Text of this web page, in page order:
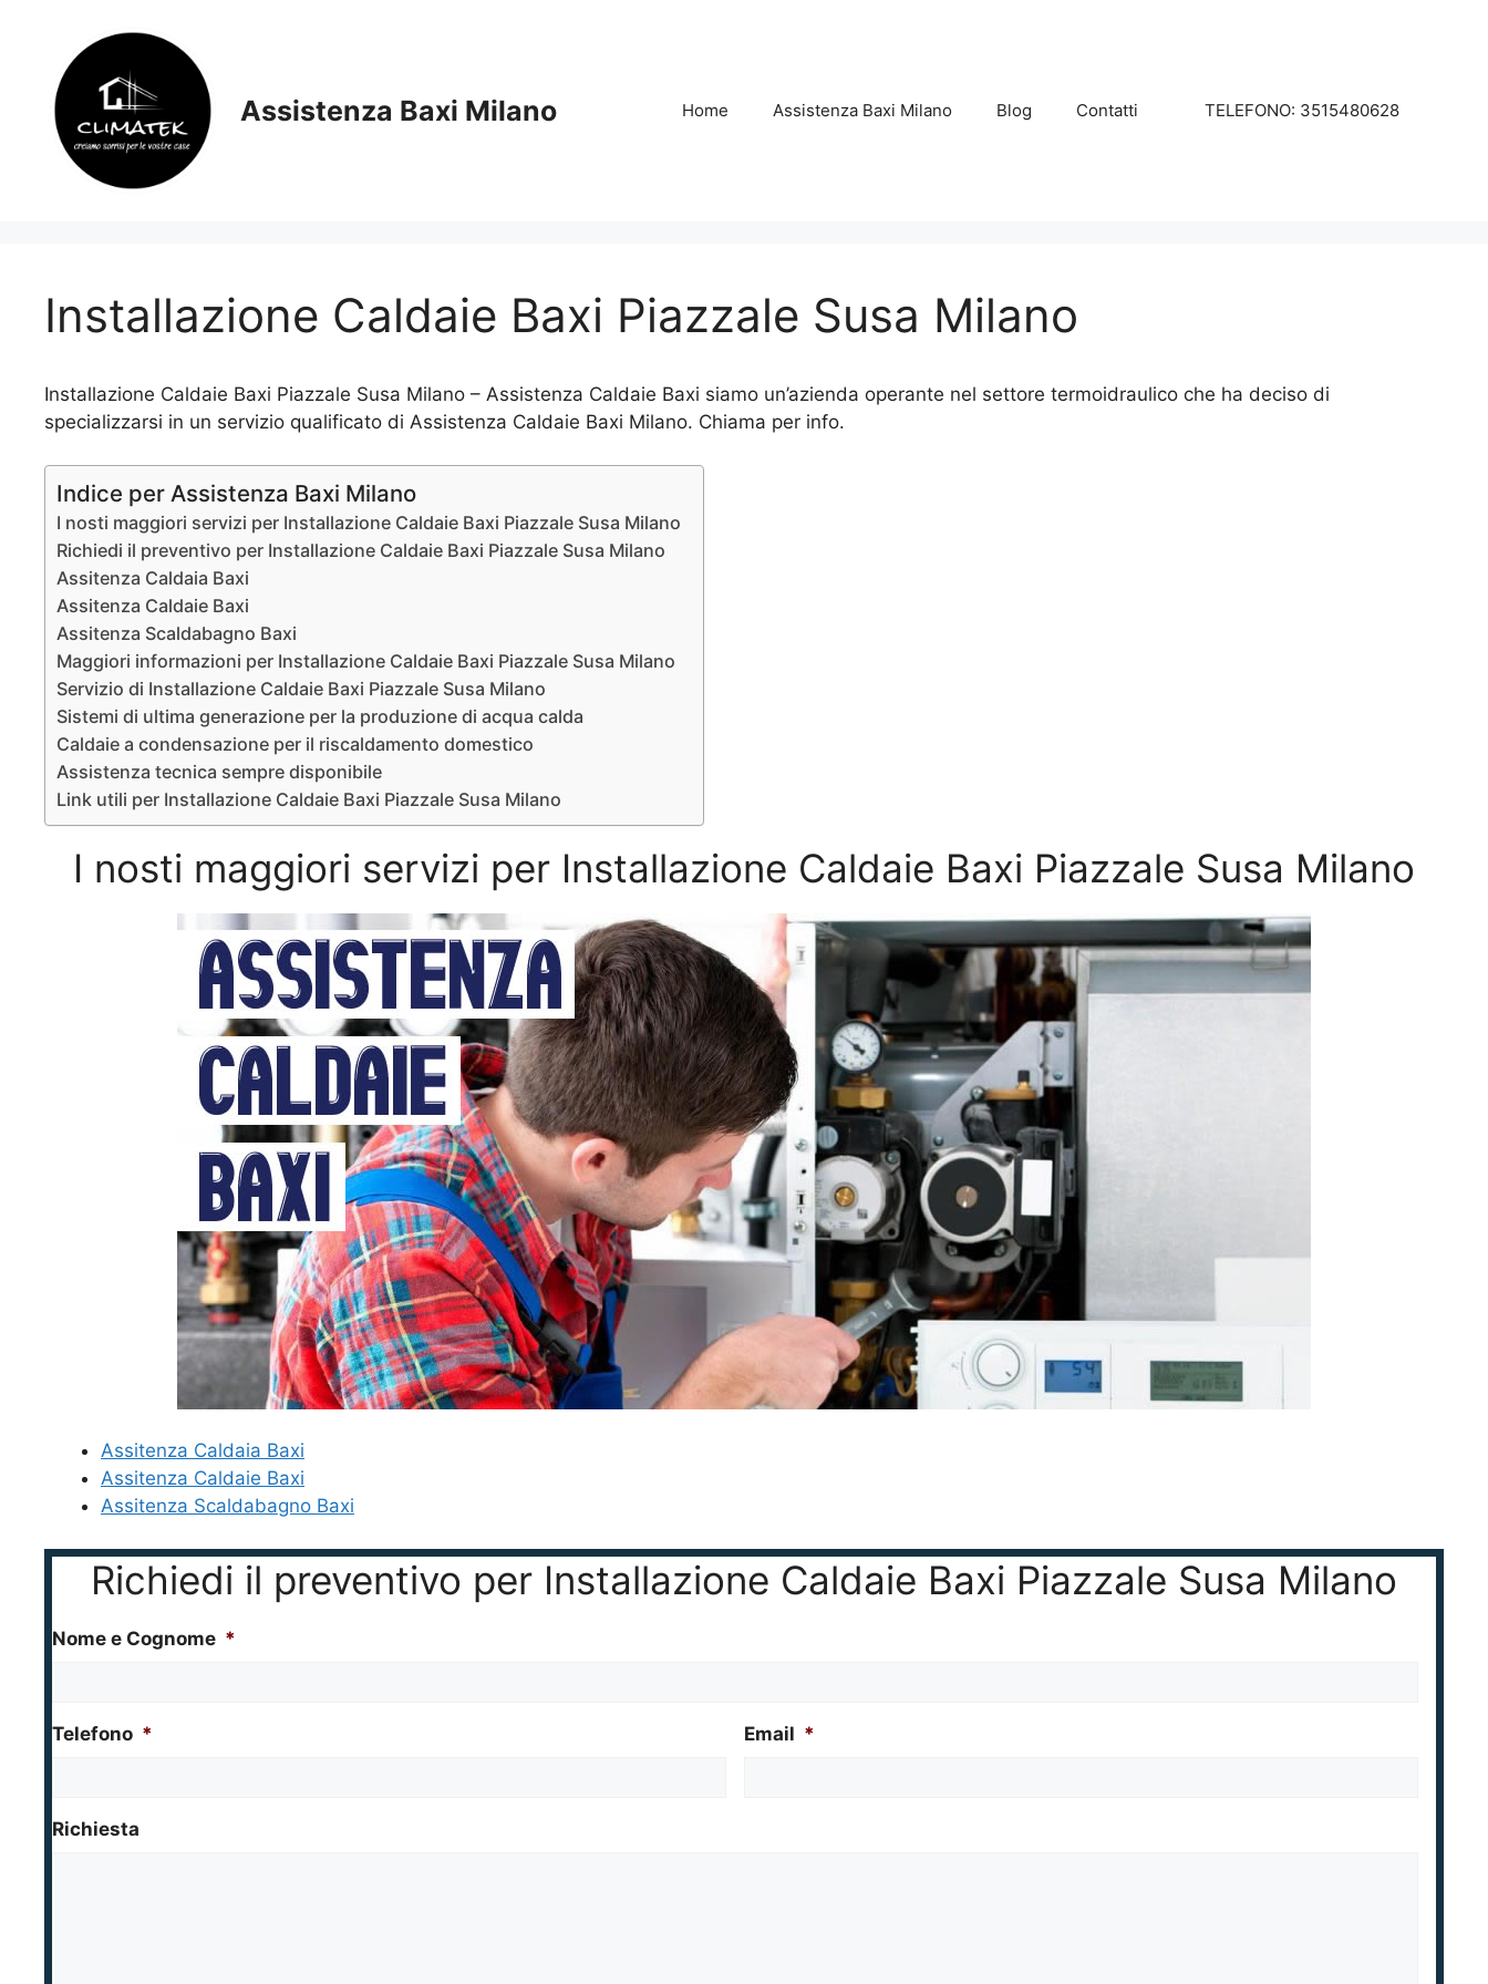
contenuto
Assistenza Baxi Milano Home Assistenza Baxi Milano Blog Contatti TELEFONO: 3515480628
Installazione Caldaie Baxi Piazzale Susa Milano
Installazione Caldaie Baxi Piazzale Susa Milano – Assistenza Caldaie Baxi siamo un’azienda operante nel settore termoidraulico che ha deciso di
specializzarsi in un servizio qualificato di Assistenza Caldaie Baxi Milano. Chiama per info.
Indice per Assistenza Baxi Milano
I nosti maggiori servizi per Installazione Caldaie Baxi Piazzale Susa Milano
Richiedi il preventivo per Installazione Caldaie Baxi Piazzale Susa Milano
Assitenza Caldaia Baxi
Assitenza Caldaie Baxi
Assitenza Scaldabagno Baxi
Maggiori informazioni per Installazione Caldaie Baxi Piazzale Susa Milano
Servizio di Installazione Caldaie Baxi Piazzale Susa Milano
Sistemi di ultima generazione per la produzione di acqua calda
Caldaie a condensazione per il riscaldamento domestico
Assistenza tecnica sempre disponibile
Link utili per Installazione Caldaie Baxi Piazzale Susa Milano
I nosti maggiori servizi per Installazione Caldaie Baxi Piazzale Susa Milano
Assitenza Caldaia Baxi
Assitenza Caldaie Baxi
Assitenza Scaldabagno Baxi
Richiedi il preventivo per Installazione Caldaie Baxi Piazzale Susa Milano
Nome e Cognome *
Telefono * Email *
Richiesta